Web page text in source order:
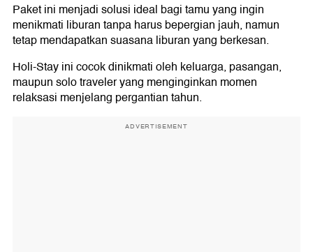
Paket ini menjadi solusi ideal bagi tamu yang ingin
menikmati liburan tanpa harus bepergian jauh, namun
tetap mendapatkan suasana liburan yang berkesan.
Holi-Stay ini cocok dinikmati oleh keluarga, pasangan,
maupun solo traveler yang menginginkan momen
relaksasi menjelang pergantian tahun.
ADVERTISEMENT